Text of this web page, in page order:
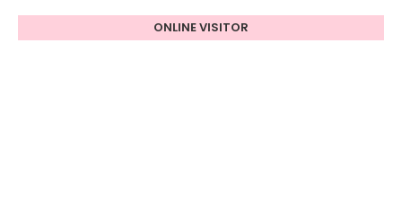
ONLINE VISITOR